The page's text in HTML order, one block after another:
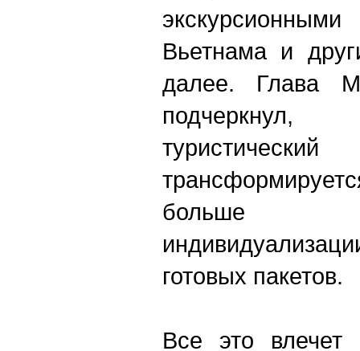
Вьетнама и
далее. Глава
подчеркнул,
больше
готовых пакетов.
Все это влечет